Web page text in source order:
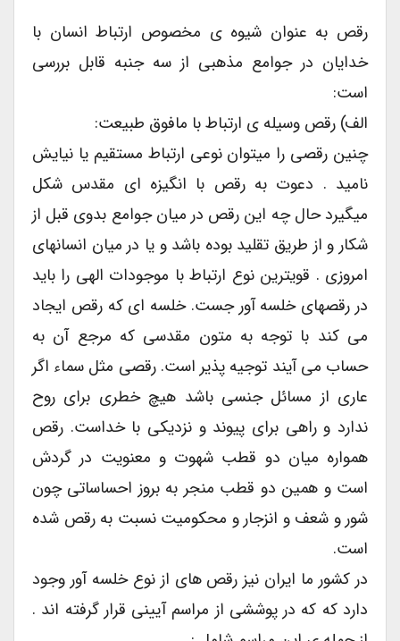
رقص به عنوان شیوه ی مخصوص ارتباط انسان با
خدایان در جوامع مذهبی از سه جنبه قابل بررسی
است:
الف) رقص وسیله ی ارتباط با مافوق طبیعت:
چنین رقصی را میتوان نوعی ارتباط مستقیم یا نیایش
نامید . دعوت به رقص با انگیزه ای مقدس شکل
میگیرد حال چه این رقص در میان جوامع بدوی قبل از
شکار و از طریق تقلید بوده باشد و یا در میان انسانهای
امروزی . قویترین نوع ارتباط با موجودات الهی را باید
در رقصهای خلسه آور جست. خلسه ای که رقص ایجاد
می کند با توجه به متون مقدسی که مرجع آن به
حساب می آیند توجیه پذیر است. رقصی مثل سماء اگر
عاری از مسائل جنسی باشد هیچ خطری برای روح
ندارد و راهی برای پیوند و نزدیکی با خداست. رقص
همواره میان دو قطب شهوت و معنویت در گردش
است و همین دو قطب منجر به بروز احساساتی چون
شور و شعف و انزجار و محکومیت نسبت به رقص شده
است.
در کشور ما ایران نیز رقص های از نوع خلسه آور وجود
دارد که که در پوششی از مراسم آیینی قرار گرفته اند .